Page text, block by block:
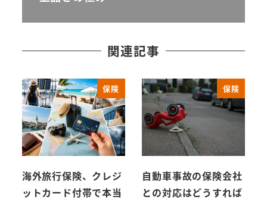
関連記事
保険
海外旅行保険、クレジ
ットカード付帯で本当
保険
自動車事故の保険会社
との対応はどうすれば